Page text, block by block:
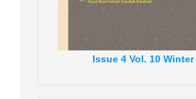
Issue 4 Vol. 10 Winter